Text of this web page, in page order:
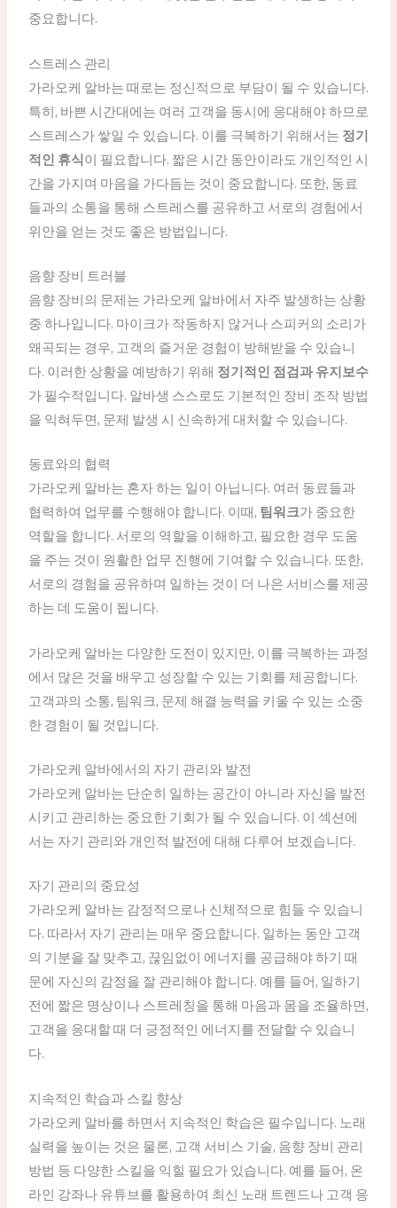
중요합니다.
스트레스 관리
가라오케 알바는 때로는 정신적으로 부담이 될 수 있습니다.
특히, 바쁜 시간대에는 여러 고객을 동시에 응대해야 하므로
스트레스가 쌓일 수 있습니다. 이를 극복하기 위해서는 정기
적인 휴식이 필요합니다. 짧은 시간 동안이라도 개인적인 시
간을 가지며 마음을 가다듬는 것이 중요합니다. 또한, 동료
들과의 소통을 통해 스트레스를 공유하고 서로의 경험에서
위안을 얻는 것도 좋은 방법입니다.
음향 장비 트러블
음향 장비의 문제는 가라오케 알바에서 자주 발생하는 상황
중 하나입니다. 마이크가 작동하지 않거나 스피커의 소리가
왜곡되는 경우, 고객의 즐거운 경험이 방해받을 수 있습니
다. 이러한 상황을 예방하기 위해 정기적인 점검과 유지보수
가 필수적입니다. 알바생 스스로도 기본적인 장비 조작 방법
을 익혀두면, 문제 발생 시 신속하게 대처할 수 있습니다.
동료와의 협력
가라오케 알바는 혼자 하는 일이 아닙니다. 여러 동료들과
협력하여 업무를 수행해야 합니다. 이때, 팀워크가 중요한
역할을 합니다. 서로의 역할을 이해하고, 필요한 경우 도움
을 주는 것이 원활한 업무 진행에 기여할 수 있습니다. 또한,
서로의 경험을 공유하며 일하는 것이 더 나은 서비스를 제공
하는 데 도움이 됩니다.
가라오케 알바는 다양한 도전이 있지만, 이를 극복하는 과정
에서 많은 것을 배우고 성장할 수 있는 기회를 제공합니다.
고객과의 소통, 팀워크, 문제 해결 능력을 키울 수 있는 소중
한 경험이 될 것입니다.
가라오케 알바에서의 자기 관리와 발전
가라오케 알바는 단순히 일하는 공간이 아니라 자신을 발전
시키고 관리하는 중요한 기회가 될 수 있습니다. 이 섹션에
서는 자기 관리와 개인적 발전에 대해 다루어 보겠습니다.
자기 관리의 중요성
가라오케 알바는 감정적으로나 신체적으로 힘들 수 있습니
다. 따라서 자기 관리는 매우 중요합니다. 일하는 동안 고객
의 기분을 잘 맞추고, 끊임없이 에너지를 공급해야 하기 때
문에 자신의 감정을 잘 관리해야 합니다. 예를 들어, 일하기
전에 짧은 명상이나 스트레칭을 통해 마음과 몸을 조율하면,
고객을 응대할 때 더 긍정적인 에너지를 전달할 수 있습니
다.
지속적인 학습과 스킬 향상
가라오케 알바를 하면서 지속적인 학습은 필수입니다. 노래
실력을 높이는 것은 물론, 고객 서비스 기술, 음향 장비 관리
방법 등 다양한 스킬을 익힐 필요가 있습니다. 예를 들어, 온
라인 강좌나 유튜브를 활용하여 최신 노래 트렌드나 고객 응